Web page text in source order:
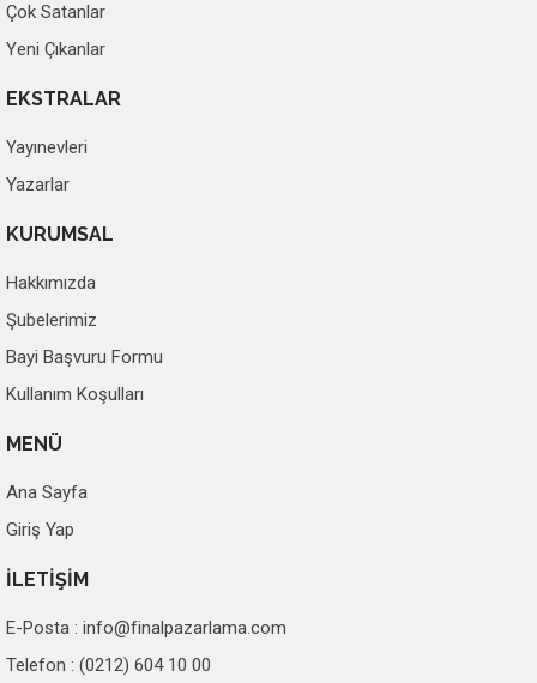
Çok Satanlar
Yeni Çıkanlar
EKSTRALAR
Yayınevleri
Yazarlar
KURUMSAL
Hakkımızda
Şubelerimiz
Bayi Başvuru Formu
Kullanım Koşulları
MENÜ
Ana Sayfa
Giriş Yap
İLETİŞİM
E-Posta : info@finalpazarlama.com
Telefon : (0212) 604 10 00